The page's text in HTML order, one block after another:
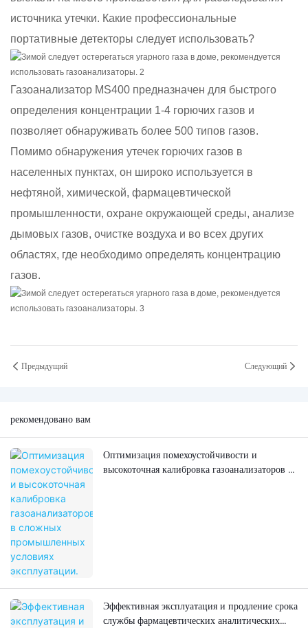
источника утечки. Какие профессиональные
портативные детекторы следует использовать?
Газоанализатор MS400 предназначен для быстрого
определения концентрации 1-4 горючих газов и
позволяет обнаруживать более 500 типов газов.
Помимо обнаружения утечек горючих газов в
населенных пунктах, он широко используется в
нефтяной, химической, фармацевтической
промышленности, охране окружающей среды, анализе
дымовых газов, очистке воздуха и во всех других
областях, где необходимо определять концентрацию
газов.
Предыдущий Следующий
рекомендовано вам
Оптимизация помехоустойчивости и
высокоточная калибровка газоанализаторов в
Эффективная эксплуатация и продление срока
службы фармацевтических аналитических